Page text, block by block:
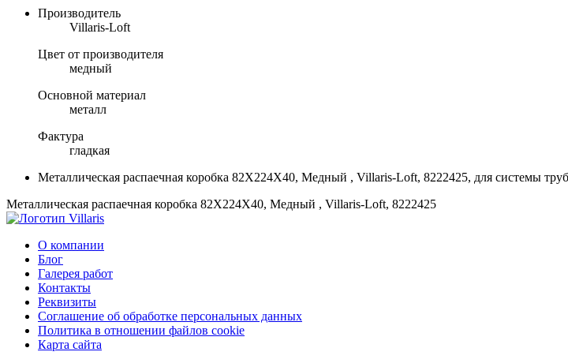
Производитель
Villaris-Loft
Цвет от производителя
медный
Основной материал
металл
Фактура
гладкая
Металлическая распаечная коробка 82Х224Х40, Медный , Villaris-Loft, 8222425, для системы
Металлическая распаечная коробка 82Х224Х40, Медный , Villaris-Loft, 8222425
О компании
Блог
Галерея работ
Контакты
Реквизиты
Соглашение об обработке персональных данных
Политика в отношении файлов cookie
Карта сайта